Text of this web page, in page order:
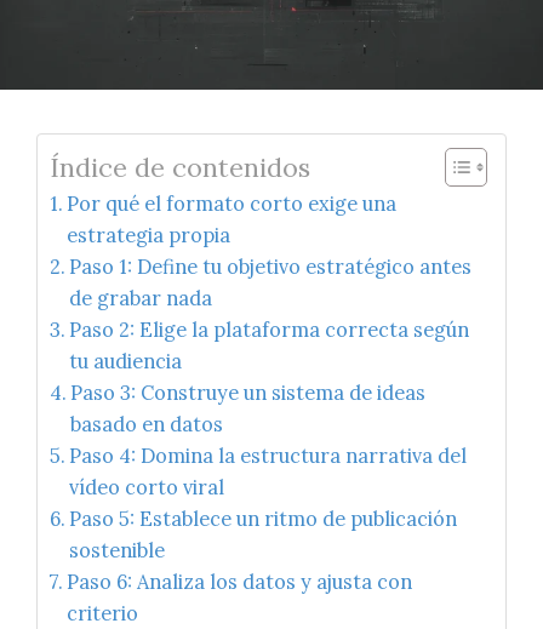
Índice de contenidos
Por qué el formato corto exige una
estrategia propia
Paso 1: Define tu objetivo estratégico antes
de grabar nada
Paso 2: Elige la plataforma correcta según
tu audiencia
Paso 3: Construye un sistema de ideas
basado en datos
Paso 4: Domina la estructura narrativa del
vídeo corto viral
Paso 5: Establece un ritmo de publicación
sostenible
Paso 6: Analiza los datos y ajusta con
criterio